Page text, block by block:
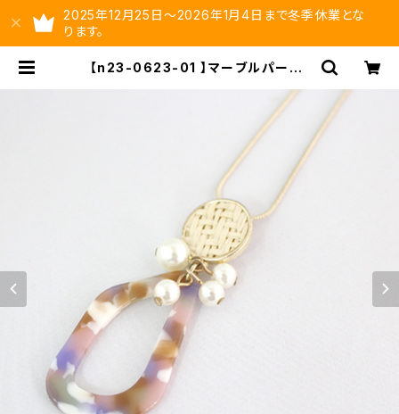
2025年12月25日～2026年1月4日まで冬季休業とな
ります。
【n23-0623-01 】マーブルパーツ・